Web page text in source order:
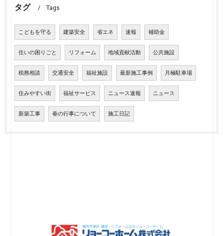
タグ Tags
こどもを守る 建築安全 省エネ 速報 補助金
住いの困りごと リフォーム 地域貢献活動 公共施設
税務相談 交通安全 福祉施設 最新施工事例 月極駐車場
住みやすい街 福祉サービス ニュース速報 ニュース
新築工事 春の行事について 施工日記